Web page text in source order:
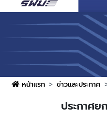
หน้าแรก ข่าวและประกาศ
ประกาศ